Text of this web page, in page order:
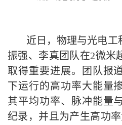
近日，物理与光电工
振强、李真团队在2微米
取得重要进展。团队报
下运行的高功率大能量
其平均功率、脉冲能量
纪录，并且为产生高功